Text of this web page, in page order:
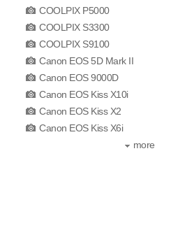
COOLPIX P5000
COOLPIX S3300
COOLPIX S9100
Canon EOS 5D Mark II
Canon EOS 9000D
Canon EOS Kiss X10i
Canon EOS Kiss X2
Canon EOS Kiss X6i
more